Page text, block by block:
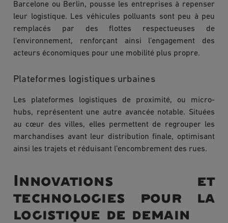
Barcelone ou Berlin, pousse les entreprises à repenser
leur logistique. Les véhicules polluants sont peu à peu
remplacés par des flottes respectueuses de
l’environnement, renforçant ainsi l’engagement des
acteurs économiques pour une mobilité plus propre.
Plateformes logistiques urbaines
Les plateformes logistiques de proximité, ou micro-
hubs, représentent une autre avancée notable. Situées
au cœur des villes, elles permettent de regrouper les
marchandises avant leur distribution finale, optimisant
ainsi les trajets et réduisant l’encombrement des rues.
Innovations et
technologies pour la
logistique de demain